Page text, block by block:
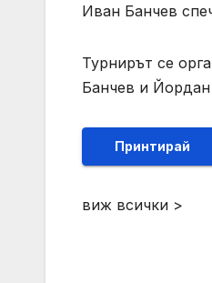
Иван Банчев
Турнирът се
Банчев и
Принтирай
виж всички >